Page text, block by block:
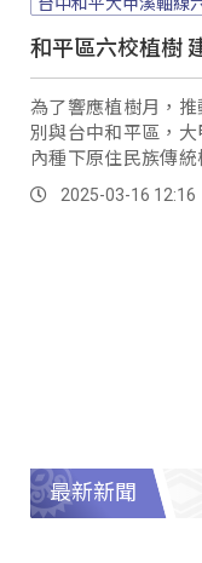
和平區六校植樹
為了響應植樹月，
別與台中和平區，
內種下原住民族傳統
承的活教材。
2025-03-16 12:16
最新新聞